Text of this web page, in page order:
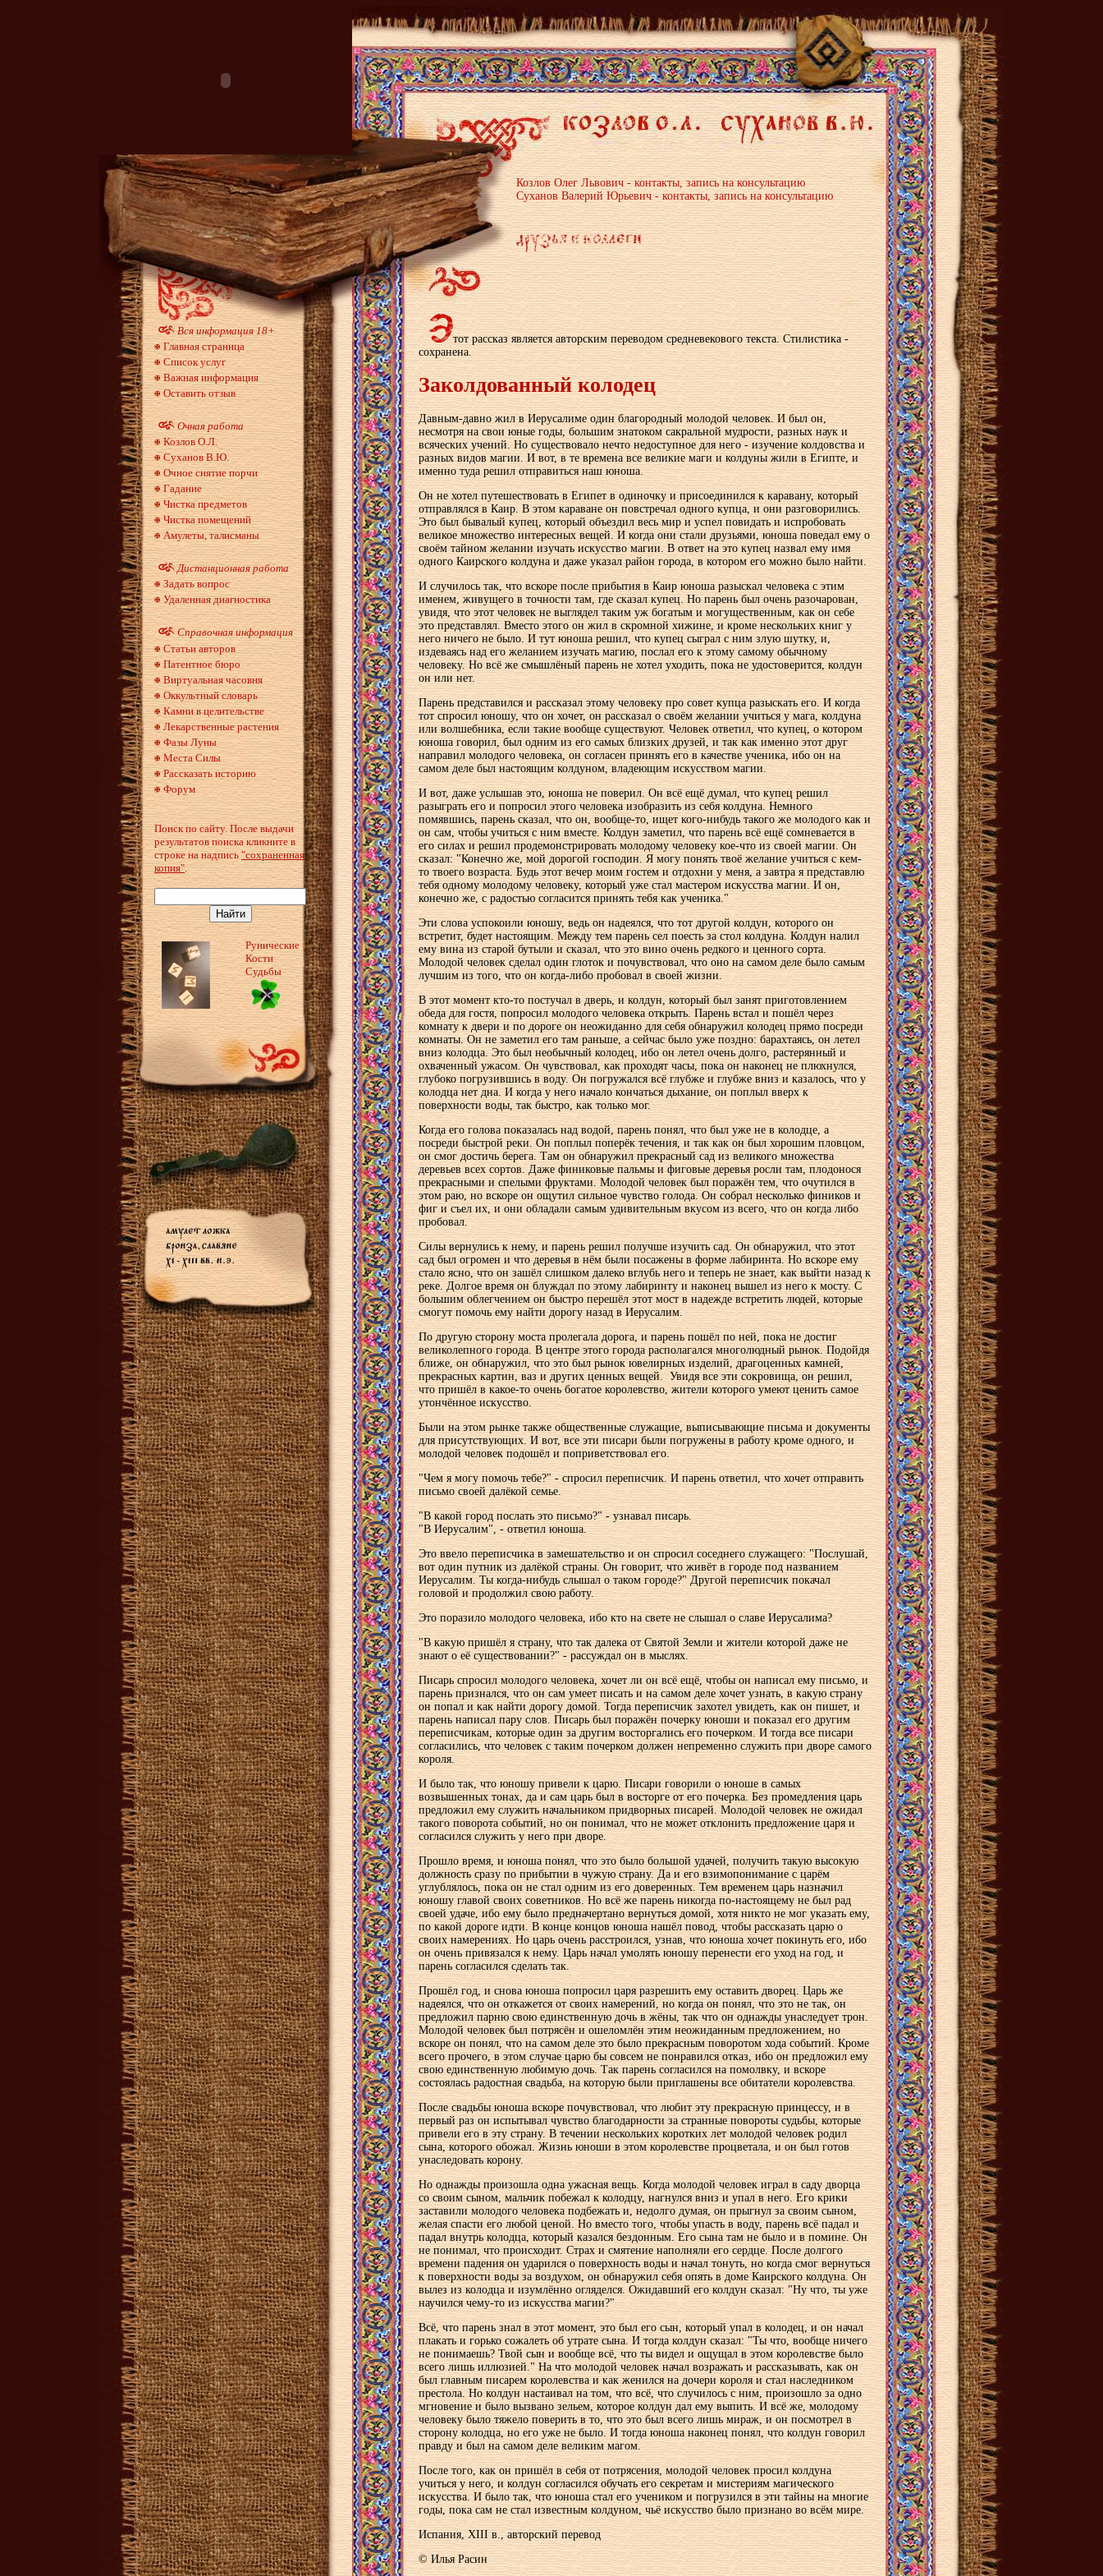
Козлов Олег Львович - контакты, запись на консультацию
Суханов Валерий Юрьевич - контакты, запись на консультацию
Вся информация 18+
Главная страница
Список услуг
Важная информация
Оставить отзыв
Очная работа
Козлов О.Л.
Суханов В.Ю.
Очное снятие порчи
Гадание
Чистка предметов
Чистка помещений
Амулеты, талисманы
Дистанционная работа
Задать вопрос
Удаленная диагностика
Справочная информация
Статьи авторов
Патентное бюро
Виртуальная часовня
Оккультный словарь
Камни в целительстве
Лекарственные растения
Фазы Луны
Места Силы
Рассказать историю
Форум
Поиск по сайту. После выдачи
результатов поиска кликните в
строке на надпись "сохраненная
копия".
Рунические
Кости
Судьбы
тот рассказ является авторским переводом средневекового текста. Стилистика -
сохранена.
Заколдованный колодец
Давным-давно жил в Иерусалиме один благородный молодой человек. И был он,
несмотря на свои юные годы, большим знатоком сакральной мудрости, разных наук и
всяческих учений. Но существовало нечто недоступное для него - изучение колдовства и
разных видов магии. И вот, в те времена все великие маги и колдуны жили в Египте, и
именно туда решил отправиться наш юноша.
Он не хотел путешествовать в Египет в одиночку и присоединился к каравану, который
отправлялся в Каир. В этом караване он повстречал одного купца, и они разговорились.
Это был бывалый купец, который объездил весь мир и успел повидать и испробовать
великое множество интересных вещей. И когда они стали друзьями, юноша поведал ему о
своём тайном желании изучать искусство магии. В ответ на это купец назвал ему имя
одного Каирского колдуна и даже указал район города, в котором его можно было найти.
И случилось так, что вскоре после прибытия в Каир юноша разыскал человека с этим
именем, живущего в точности там, где сказал купец. Но парень был очень разочарован,
увидя, что этот человек не выглядел таким уж богатым и могущественным, как он себе
это представлял. Вместо этого он жил в скромной хижине, и кроме нескольких книг у
него ничего не было. И тут юноша решил, что купец сыграл с ним злую шутку, и,
издеваясь над его желанием изучать магию, послал его к этому самому обычному
человеку. Но всё же смышлёный парень не хотел уходить, пока не удостоверится, колдун
он или нет.
Парень представился и рассказал этому человеку про совет купца разыскать его. И когда
тот спросил юношу, что он хочет, он рассказал о своём желании учиться у мага, колдуна
или волшебника, если такие вообще существуют. Человек ответил, что купец, о котором
юноша говорил, был одним из его самых близких друзей, и так как именно этот друг
направил молодого человека, он согласен принять его в качестве ученика, ибо он на
самом деле был настоящим колдуном, владеющим искусством магии.
И вот, даже услышав это, юноша не поверил. Он всё ещё думал, что купец решил
разыграть его и попросил этого человека изобразить из себя колдуна. Немного
помявшись, парень сказал, что он, вообще-то, ищет кого-нибудь такого же молодого как и
он сам, чтобы учиться с ним вместе. Колдун заметил, что парень всё ещё сомневается в
его силах и решил продемонстрировать молодому человеку кое-что из своей магии. Он
сказал: "Конечно же, мой дорогой господин. Я могу понять твоё желание учиться с кем-
то твоего возраста. Будь этот вечер моим гостем и отдохни у меня, а завтра я представлю
тебя одному молодому человеку, который уже стал мастером искусства магии. И он,
конечно же, с радостью согласится принять тебя как ученика."
Эти слова успокоили юношу, ведь он надеялся, что тот другой колдун, которого он
встретит, будет настоящим. Между тем парень сел поесть за стол колдуна. Колдун налил
ему вина из старой бутыли и сказал, что это вино очень редкого и ценного сорта.
Молодой человек сделал один глоток и почувствовал, что оно на самом деле было самым
лучшим из того, что он когда-либо пробовал в своей жизни.
В этот момент кто-то постучал в дверь, и колдун, который был занят приготовлением
обеда для гостя, попросил молодого человека открыть. Парень встал и пошёл через
комнату к двери и по дороге он неожиданно для себя обнаружил колодец прямо посреди
комнаты. Он не заметил его там раньше, а сейчас было уже поздно: барахтаясь, он летел
вниз колодца. Это был необычный колодец, ибо он летел очень долго, растерянный и
охваченный ужасом. Он чувствовал, как проходят часы, пока он наконец не плюхнулся,
глубоко погрузившись в воду. Он погружался всё глубже и глубже вниз и казалось, что у
колодца нет дна. И когда у него начало кончаться дыхание, он поплыл вверх к
поверхности воды, так быстро, как только мог.
Когда его голова показалась над водой, парень понял, что был уже не в колодце, а
посреди быстрой реки. Он поплыл поперёк течения, и так как он был хорошим пловцом,
он смог достичь берега. Там он обнаружил прекрасный сад из великого множества
деревьев всех сортов. Даже финиковые пальмы и фиговые деревья росли там, плодонося
прекрасными и спелыми фруктами. Молодой человек был поражён тем, что очутился в
этом раю, но вскоре он ощутил сильное чувство голода. Он собрал несколько фиников и
фиг и съел их, и они обладали самым удивительным вкусом из всего, что он когда либо
пробовал.
Силы вернулись к нему, и парень решил получше изучить сад. Он обнаружил, что этот
сад был огромен и что деревья в нём были посажены в форме лабиринта. Но вскоре ему
стало ясно, что он зашёл слишком далеко вглубь него и теперь не знает, как выйти назад к
реке. Долгое время он блуждал по этому лабиринту и наконец вышел из него к мосту. С
большим облегчением он быстро перешёл этот мост в надежде встретить людей, которые
смогут помочь ему найти дорогу назад в Иерусалим.
По другую сторону моста пролегала дорога, и парень пошёл по ней, пока не достиг
великолепного города. В центре этого города располагался многолюдный рынок. Подойдя
ближе, он обнаружил, что это был рынок ювелирных изделий, драгоценных камней,
прекрасных картин, ваз и других ценных вещей. Увидя все эти сокровища, он решил,
что пришёл в какое-то очень богатое королевство, жители которого умеют ценить самое
утончённое искусство.
Были на этом рынке также общественные служащие, выписывающие письма и документы
для присутствующих. И вот, все эти писари были погружены в работу кроме одного, и
молодой человек подошёл и поприветствовал его.
"Чем я могу помочь тебе?" - спросил переписчик. И парень ответил, что хочет отправить
письмо своей далёкой семье.
"В какой город послать это письмо?" - узнавал писарь.
"В Иерусалим", - ответил юноша.
Это ввело переписчика в замешательство и он спросил соседнего служащего: "Послушай,
вот один путник из далёкой страны. Он говорит, что живёт в городе под названием
Иерусалим. Ты когда-нибудь слышал о таком городе?" Другой переписчик покачал
головой и продолжил свою работу.
Это поразило молодого человека, ибо кто на свете не слышал о славе Иерусалима?
"В какую пришёл я страну, что так далека от Святой Земли и жители которой даже не
знают о её существовании?" - рассуждал он в мыслях.
Писарь спросил молодого человека, хочет ли он всё ещё, чтобы он написал ему письмо, и
парень признался, что он сам умеет писать и на самом деле хочет узнать, в какую страну
он попал и как найти дорогу домой. Тогда переписчик захотел увидеть, как он пишет, и
парень написал пару слов. Писарь был поражён почерку юноши и показал его другим
переписчикам, которые один за другим восторгались его почерком. И тогда все писари
согласились, что человек с таким почерком должен непременно служить при дворе самого
короля.
И было так, что юношу привели к царю. Писари говорили о юноше в самых
возвышенных тонах, да и сам царь был в восторге от его почерка. Без промедления царь
предложил ему служить начальником придворных писарей. Молодой человек не ожидал
такого поворота событий, но он понимал, что не может отклонить предложение царя и
согласился служить у него при дворе.
Прошло время, и юноша понял, что это было большой удачей, получить такую высокую
должность сразу по прибытии в чужую страну. Да и его взимопонимание с царём
углублялось, пока он не стал одним из его доверенных. Тем временем царь назначил
юношу главой своих советников. Но всё же парень никогда по-настоящему не был рад
своей удаче, ибо ему было предначертано вернуться домой, хотя никто не мог указать ему,
по какой дороге идти. В конце концов юноша нашёл повод, чтобы рассказать царю о
своих намерениях. Но царь очень расстроился, узнав, что юноша хочет покинуть его, ибо
он очень привязался к нему. Царь начал умолять юношу перенести его уход на год, и
парень согласился сделать так.
Прошёл год, и снова юноша попросил царя разрешить ему оставить дворец. Царь же
надеялся, что он откажется от своих намерений, но когда он понял, что это не так, он
предложил парню свою единственную дочь в жёны, так что он однажды унаследует трон.
Молодой человек был потрясён и ошеломлён этим неожиданным предложением, но
вскоре он понял, что на самом деле это было прекрасным поворотом хода событий. Кроме
всего прочего, в этом случае царю бы совсем не понравился отказ, ибо он предложил ему
свою единственную любимую дочь. Так парень согласился на помолвку, и вскоре
состоялась радостная свадьба, на которую были приглашены все обитатели королевства.
После свадьбы юноша вскоре почувствовал, что любит эту прекрасную принцессу, и в
первый раз он испытывал чувство благодарности за странные повороты судьбы, которые
привели его в эту страну. В течении нескольких коротких лет молодой человек родил
сына, которого обожал. Жизнь юноши в этом королевстве процветала, и он был готов
унаследовать корону.
Но однажды произошла одна ужасная вещь. Когда молодой человек играл в саду дворца
со своим сыном, мальчик побежал к колодцу, нагнулся вниз и упал в него. Его крики
заставили молодого человека подбежать и, недолго думая, он прыгнул за своим сыном,
желая спасти его любой ценой. Но вместо того, чтобы упасть в воду, парень всё падал и
падал внутрь колодца, который казался бездонным. Его сына там не было и в помине. Он
не понимал, что происходит. Страх и смятение наполняли его сердце. После долгого
времени падения он ударился о поверхность воды и начал тонуть, но когда смог вернуться
к поверхности воды за воздухом, он обнаружил себя опять в доме Каирского колдуна. Он
вылез из колодца и изумлённо огляделся. Ожидавший его колдун сказал: "Ну что, ты уже
научился чему-то из искусства магии?"
Всё, что парень знал в этот момент, это был его сын, который упал в колодец, и он начал
плакать и горько сожалеть об утрате сына. И тогда колдун сказал: "Ты что, вообще ничего
не понимаешь? Твой сын и вообще всё, что ты видел и ощущал в этом королевстве было
всего лишь иллюзией." На что молодой человек начал возражать и рассказывать, как он
был главным писарем королевства и как женился на дочери короля и стал наследником
престола. Но колдун настаивал на том, что всё, что случилось с ним, произошло за одно
мгновение и было вызвано зельем, которое колдун дал ему выпить. И всё же, молодому
человеку было тяжело поверить в то, что это был всего лишь мираж, и он посмотрел в
сторону колодца, но его уже не было. И тогда юноша наконец понял, что колдун говорил
правду и был на самом деле великим магом.
После того, как он пришёл в себя от потрясения, молодой человек просил колдуна
учиться у него, и колдун согласился обучать его секретам и мистериям магического
искусства. И было так, что юноша стал его учеником и погрузился в эти тайны на многие
годы, пока сам не стал известным колдуном, чьё искусство было признано во всём мире.
Испания, XIII в., авторский перевод
© Илья Расин